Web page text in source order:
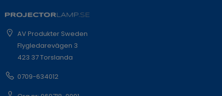
AV Produkter Sweden
Flygledarevägen 3
423 37 Torslanda
0709-634012